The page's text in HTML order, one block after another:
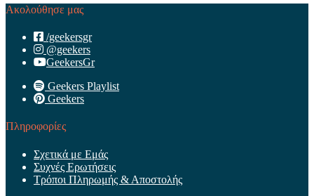
Ακολούθησε μας
/geekersgr
@geekers
GeekersGr
Geekers Playlist
Geekers
Πληροφορίες
Σχετικά με Εμάς
Συχνές Ερωτήσεις
Τρόποι Πληρωμής & Αποστολής